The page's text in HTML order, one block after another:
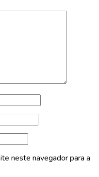
neste navegador para a